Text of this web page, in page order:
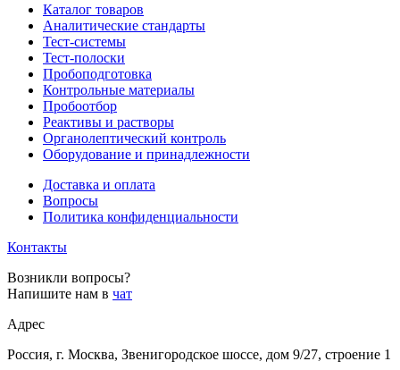
Каталог товаров
Аналитические стандарты
Тест-системы
Тест-полоски
Пробоподготовка
Контрольные материалы
Пробоотбор
Реактивы и растворы
Органолептический контроль
Оборудование и принадлежности
Доставка и оплата
Вопросы
Политика конфиденциальности
Контакты
Возникли вопросы?
Напишите нам в чат
Адрес
Россия, г. Москва, Звенигородское шоссе, дом 9/27, строение 1